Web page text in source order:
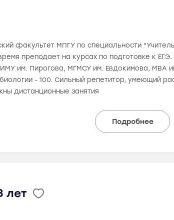
факультет МПГУ по специальности
преподает на курсах по подготовке к ЕГЭ.
им. Пирогова, МГМСУ им. Евдокимова, МВА
- 100. Сильный репетитор, умеющий
дистанционные занятия
Подробнее
лет